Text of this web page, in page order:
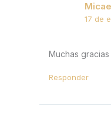
17 de
Muchas
Responder